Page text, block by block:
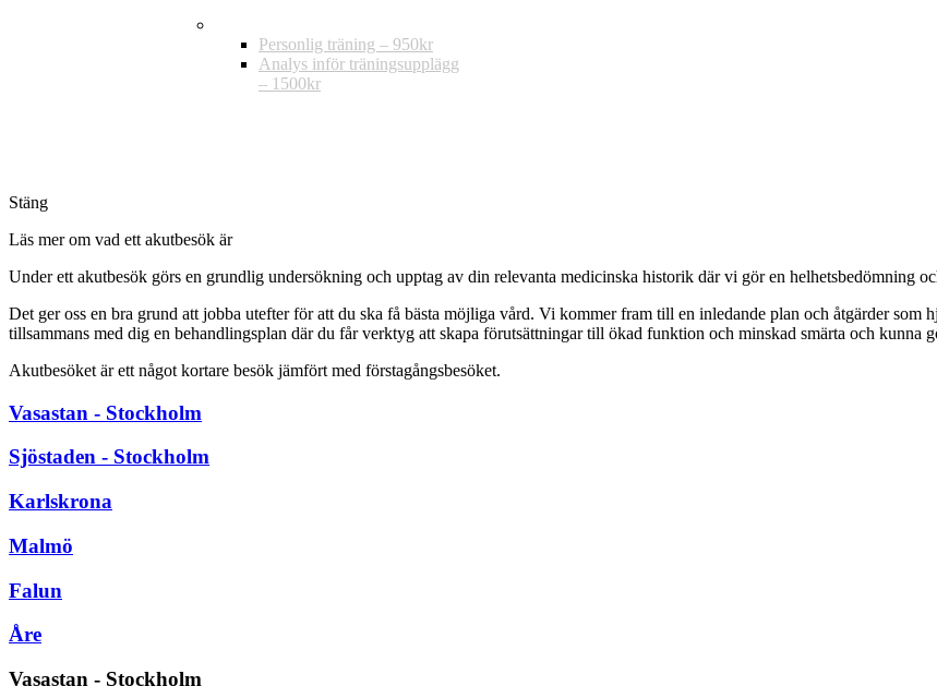
Personlig träning – 950kr
Analys inför träningsupplägg
– 1500kr
Stäng
Läs mer om vad ett akutbesök är
Under ett akutbesök görs en grundlig undersökning och upptag av din relevanta medicinska historik där vi gör en helhetsbedömning
Det ger oss en bra grund att jobba utefter för att du ska få bästa möjliga vård. Vi kommer fram till en inledande plan och åtgärder
tillsammans med dig en behandlingsplan där du får verktyg att skapa förutsättningar till ökad funktion och minskad smärta och kunna
Akutbesöket är ett något kortare besök jämfört med förstagångsbesöket.
Vasastan - Stockholm
Sjöstaden - Stockholm
Karlskrona
Malmö
Falun
Åre
Vasastan - Stockholm